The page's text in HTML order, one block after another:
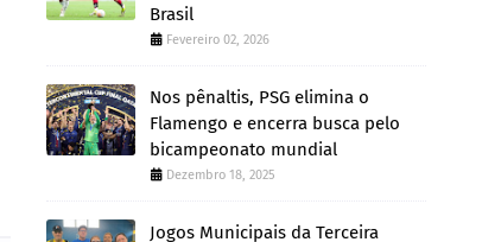
Brasil
Fevereiro 02, 2026
Nos pênaltis, PSG elimina o
Flamengo e encerra busca pelo
bicampeonato mundial
Dezembro 18, 2025
Jogos Municipais da Terceira